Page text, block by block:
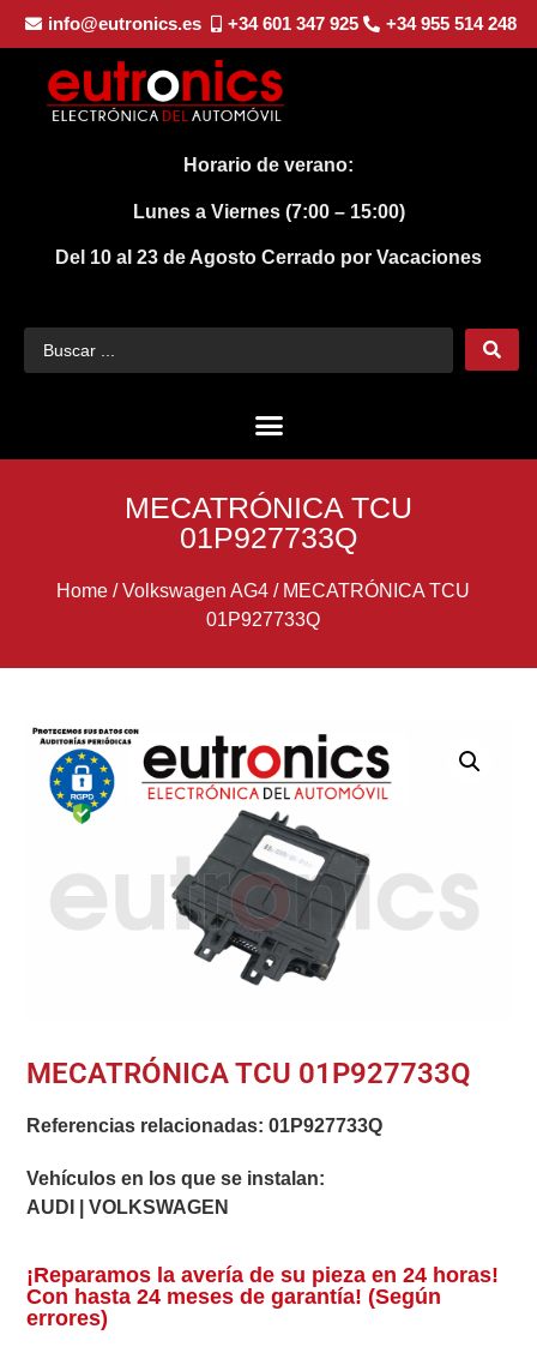
info@eutronics.es +34 601 347 925 +34 955 514 248
Horario de verano:
Lunes a Viernes (7:00 – 15:00)
Del 10 al 23 de Agosto Cerrado por Vacaciones
MECATRÓNICA TCU
01P927733Q
Home /Volkswagen AG4 / MECATRÓNICA TCU
01P927733Q
MECATRÓNICA TCU 01P927733Q
Referencias relacionadas:01P927733Q
Vehículos en los que se instalan:
AUDI | VOLKSWAGEN
¡Reparamos la avería de su pieza en 24 horas!
Con hasta 24 meses de garantía! (Según
errores)